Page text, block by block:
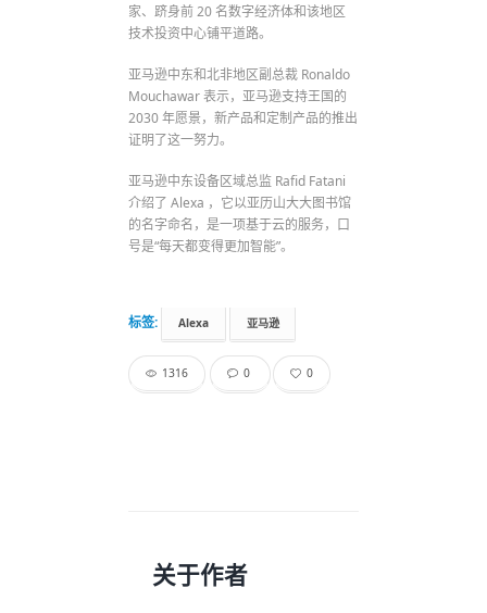
家、跻身前 20 名数字经济体和该地区
技术投资中心铺平道路。
亚马逊中东和北非地区副总裁 Ronaldo
Mouchawar 表示，亚马逊支持王国的
2030 年愿景，新产品和定制产品的推出
证明了这一努力。
亚马逊中东设备区域总监 Rafid Fatani
介绍了 Alexa ，它以亚历山大大图书馆
的名字命名，是一项基于云的服务，口
号是“每天都变得更加智能”。
标签: Alexa 亚马逊
1316 0 0
关于作者